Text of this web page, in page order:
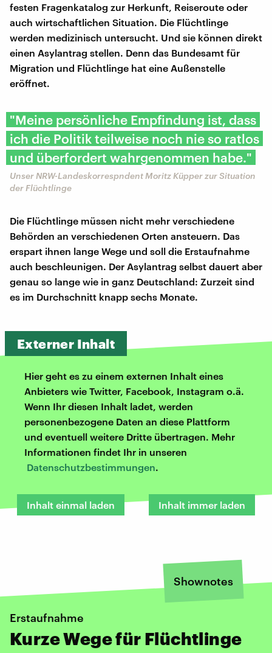
festen Fragenkatalog zur Herkunft, Reiseroute oder
auch wirtschaftlichen Situation. Die Flüchtlinge
werden medizinisch untersucht. Und sie können direkt
einen Asylantrag stellen. Denn das Bundesamt für
Migration und Flüchtlinge hat eine Außenstelle
eröffnet.
"Meine persönliche Empfindung ist, dass
ich die Politik teilweise noch nie so ratlos
und überfordert wahrgenommen habe."
Unser NRW-Landeskorrespndent Moritz Küpper zur Situation
der Flüchtlinge
Die Flüchtlinge müssen nicht mehr verschiedene
Behörden an verschiedenen Orten ansteuern. Das
erspart ihnen lange Wege und soll die Erstaufnahme
auch beschleunigen. Der Asylantrag selbst dauert aber
genau so lange wie in ganz Deutschland: Zurzeit sind
es im Durchschnitt knapp sechs Monate.
Externer Inhalt
Hier geht es zu einem externen Inhalt eines
Anbieters wie Twitter, Facebook, Instagram o.ä.
Wenn Ihr diesen Inhalt ladet, werden
personenbezogene Daten an diese Plattform
und eventuell weitere Dritte übertragen. Mehr
Informationen findet Ihr in unseren
Datenschutzbestimmungen.
Inhalt einmal laden Inhalt immer laden
Shownotes
Erstaufnahme
Kurze Wege für Flüchtlinge